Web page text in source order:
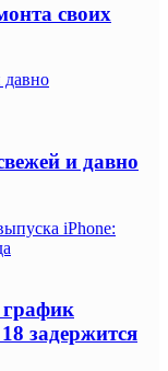
своих
давно
и давно
iPhone:
график
задержится